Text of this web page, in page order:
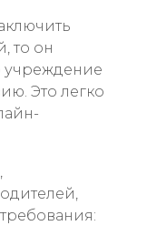
то он
учреждение
Это легко